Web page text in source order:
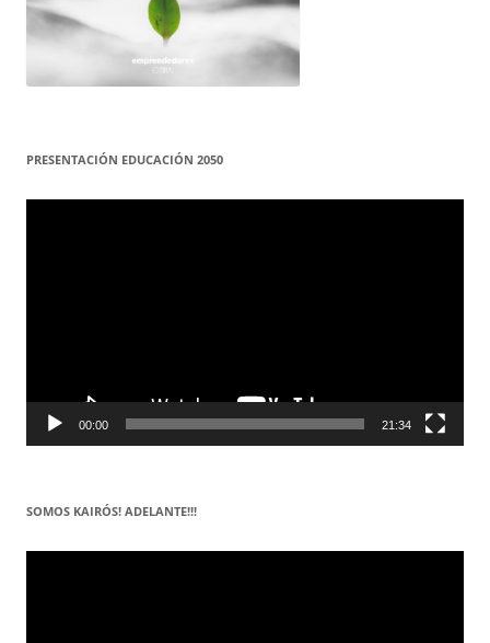
PRESENTACIÓN EDUCACIÓN 2050
Reproductor
00:00 21:34
SOMOS KAIRÓS! ADELANTE!!!
Reproductor